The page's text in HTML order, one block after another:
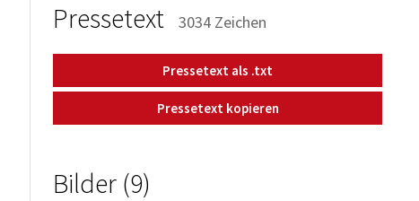
Pressetext 3034 Zeichen
Pressetext als .txt
Pressetext kopieren
Bilder (9)